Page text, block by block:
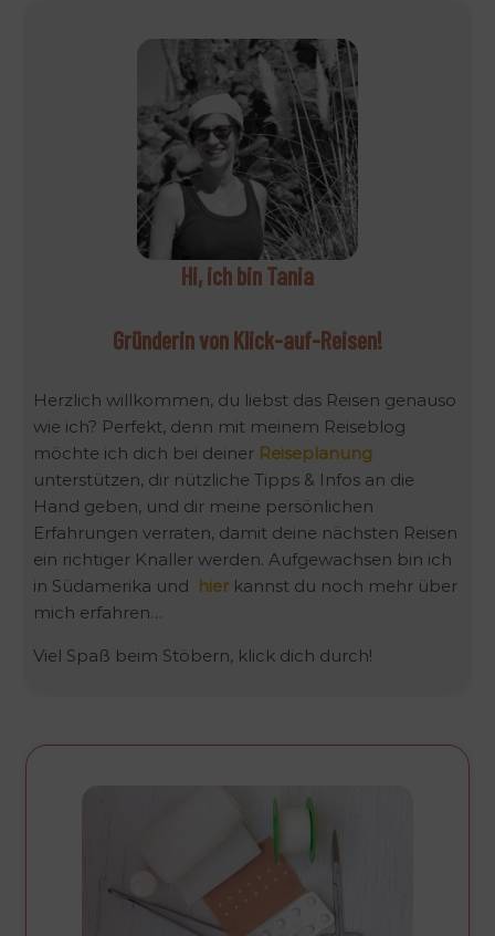
Hi, ich bin Tania
Gründerin von Klick-auf-Reisen!
Herzlich willkommen, du liebst das Reisen genauso
wie ich? Perfekt, denn mit meinem Reiseblog
möchte ich dich bei deiner Reiseplanung
unterstützen, dir nützliche Tipps & Infos an die
Hand geben, und dir meine persönlichen
Erfahrungen verraten, damit deine nächsten Reisen
ein richtiger Knaller werden. Aufgewachsen bin ich
in Südamerika und hierkannst du noch mehr über
mich erfahren…
Viel Spaß beim Stöbern, klick dich durch!